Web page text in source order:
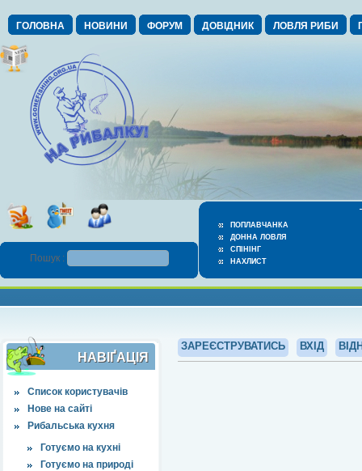
ГОЛОВНА НОВИНИ ФОРУМ ДОВІДНИК ЛОВЛЯ РИБИ
ПОПЛАВЧАНКА
ДОННА ЛОВЛЯ
СПІНІНГ
НАХЛИСТ
Пошук :
НАВІҐАЦІЯ
Список користувачів
Нове на сайті
Рибальська кухня
Готуємо на кухні
Готуємо на природі
ЗАРЕЄСТРУВАТИСЬ ВХІД